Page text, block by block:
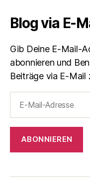
Blog via E-
Gib Deine E-Mail-
abonnieren und
Beiträge via E-Mail
Mail-
Adresse
ABONNIEREN